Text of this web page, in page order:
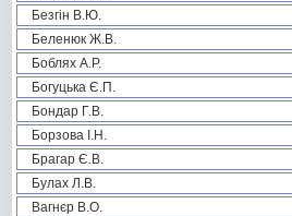
Безгін В.Ю.
Беленюк Ж.В.
Боблях А.Р.
Богуцька Є.П.
Бондар Г.В.
Борзова І.Н.
Брагар Є.В.
Булах Л.В.
Вагнєр В.О.